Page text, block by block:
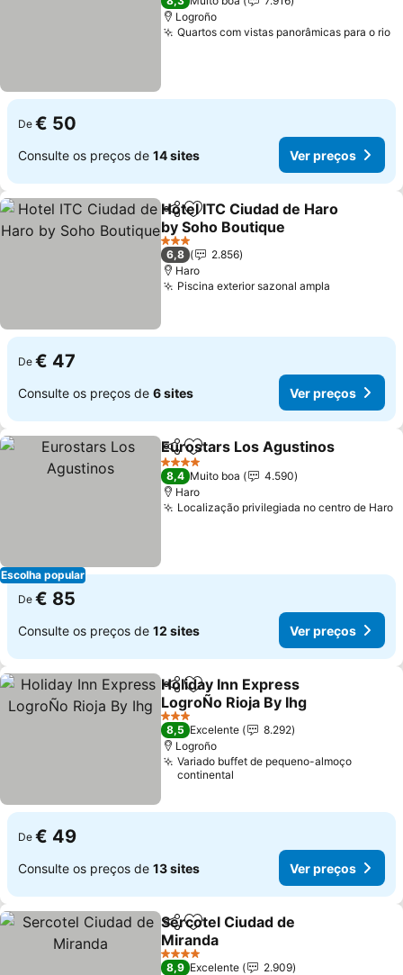
Logroño
Quartos com vistas panorâmicas para o rio
De € 50
Consulte os preços de 14 sites Ver preços
PartilharAdicionar aos favoritos
Hotel ITC Ciudad de Haro
by Soho Boutique
Ver preços
3 Estrelas
6,8
2.856
Haro
Piscina exterior sazonal ampla
De € 47
Consulte os preços de 6 sites Ver preços
Escolha popular
PartilharAdicionar aos favoritos
Eurostars Los Agustinos
4 Estrelas
8,4 Muito boa
4.590
Haro
Localização privilegiada no centro de Haro
De € 85
Consulte os preços de 12 sites Ver preços
PartilharAdicionar aos favoritos
Holiday Inn Express
LogroÑo Rioja By Ihg
Ver preços
3 Estrelas
8,5 Excelente
8.292
Logroño
Variado buffet de pequeno-almoço
continental
De € 49
Consulte os preços de 13 sites Ver preços
PartilharAdicionar aos favoritos
Sercotel Ciudad de
Miranda
Ver preços
4 Estrelas
8,9 Excelente
2.909